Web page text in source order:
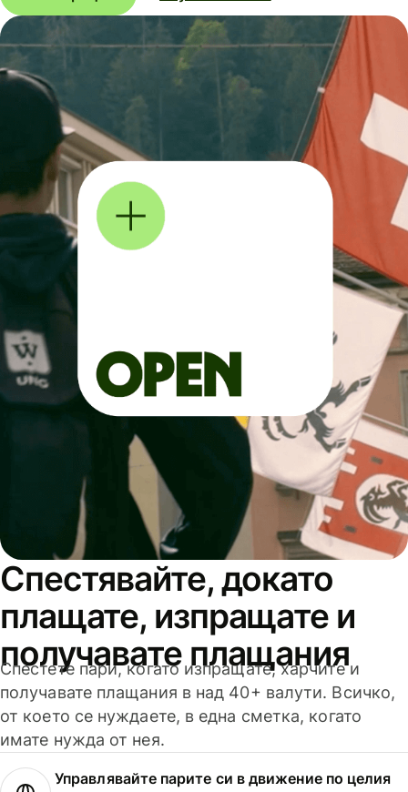
Спестявайте, докато
плащате, изпращате и
получавате плащания
Спестете пари, когато изпращате, харчите и
получавате плащания в над 40+ валути. Всичко,
от което се нуждаете, в една сметка, когато
имате нужда от нея.
Управлявайте парите си в движение по целия